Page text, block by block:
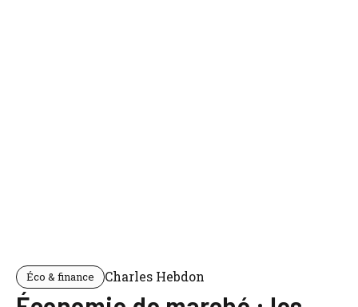
Éco & finance Charles Hebdon